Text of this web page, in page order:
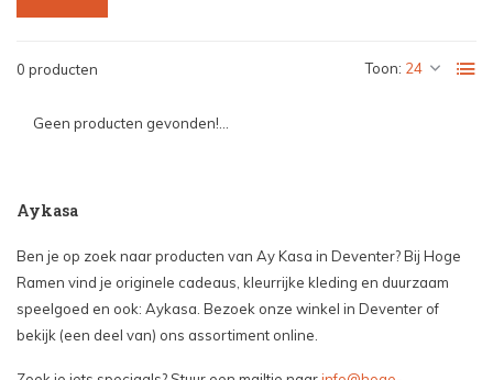
0 producten Toon:
Geen producten gevonden!...
Aykasa
Ben je op zoek naar producten van Ay Kasa in Deventer? Bij Hoge
Ramen vind je originele cadeaus, kleurrijke kleding en duurzaam
speelgoed en ook: Aykasa. Bezoek onze winkel in Deventer of
bekijk (een deel van) ons assortiment online.